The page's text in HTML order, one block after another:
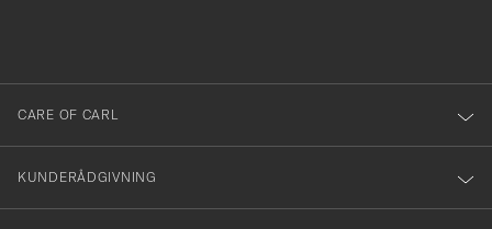
dig
till
vårt
nyhetsbrev!
CARE OF CARL
KUNDERÅDGIVNING